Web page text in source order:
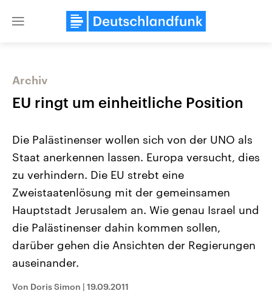
Close
Landtagswahl Sachsen-Anhalt
2026
Alle Informationen
Sachsen-Anhalt wählt am 6.
September 2026 einen neuen
Landtag. Seit 2021 wird das
Bundesland von einer Koalition aus
Umfragen, Prognosen,
USA
Aktuelle Beiträge,
Hintergründe
Wirtschaftlich und
gehören die Vereinigten
Archiv
EU ringt um einheitliche Position
Die Palästinenser wollen sich von der UNO als
Staat anerkennen lassen. Europa versucht, dies
zu verhindern. Die EU strebt eine
Zweistaatenlösung mit der gemeinsamen
Hauptstadt Jerusalem an. Wie genau Israel und
die Palästinenser dahin kommen sollen,
darüber gehen die Ansichten der Regierungen
auseinander.
Von Doris Simon | 19.09.2011